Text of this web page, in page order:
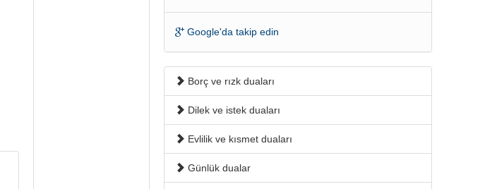
Google'da takip edin
Borç ve rızk duaları
Dilek ve istek duaları
Evlilik ve kısmet duaları
Günlük dualar